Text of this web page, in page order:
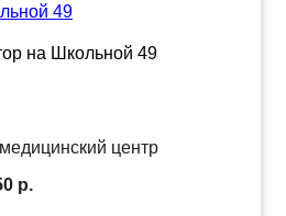
49
центр
р.